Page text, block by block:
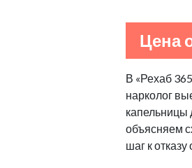
Цена
В «Рехаб
нарколог
капельницы
объясняем
шаг к отказу